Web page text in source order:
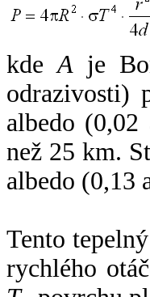
kdeA je
odrazivosti)
albedo
než 25 km.
albedo (0,13
Tento
rychlého